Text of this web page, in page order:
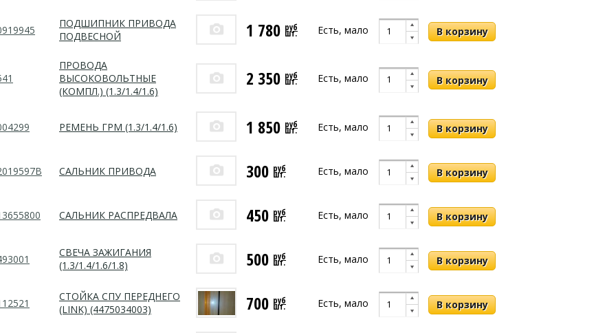
ПОДШИПНИК ПРИВОДА
ПОДВЕСНОЙ
1 780 руб
шт. Есть, мало
ПРОВОДА
ВЫСОКОВОЛЬТНЫЕ
(КОМПЛ.) (1.3/1.4/1.6)
2 350 руб
шт. Есть, мало
РЕМЕНЬ ГРМ (1.3/1.4/1.6) 1 850 руб
шт. Есть, мало
САЛЬНИК ПРИВОДА 300 руб
шт. Есть, мало
САЛЬНИК РАСПРЕДВАЛА 450 руб
шт. Есть, мало
СВЕЧА ЗАЖИГАНИЯ
(1.3/1.4/1.6/1.8)
500 руб
шт. Есть, мало
СТОЙКА СПУ ПЕРЕДНЕГО
(LINK) (4475034003)
700 руб
шт. Есть, мало